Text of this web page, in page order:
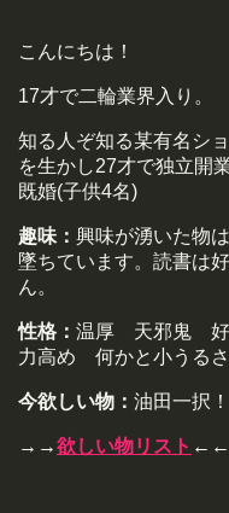
こんにちは！
17才で二輪業界入り。
知る人ぞ知る某有名シ
を生かし27才で独立開業
既婚(子供4名)
趣味： 興味が湧いた物
墜ちています。読書は
ん。
性格： 温厚 天邪鬼 好
力高め 何かと小うる
今欲しい物： 油田一択
→→欲しい物リスト ←←